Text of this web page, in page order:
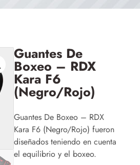
Guantes De
Boxeo – RDX
Kara F6
(Negro/Rojo)
Guantes De Boxeo – RDX
Kara F6 (Negro/Rojo) fueron
diseñados teniendo en cuenta
el equilibrio y el boxeo.